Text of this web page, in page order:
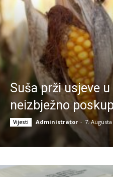
Suša prži usjeve u
neizbježno
Vijesti Administrator - 7. Augusta